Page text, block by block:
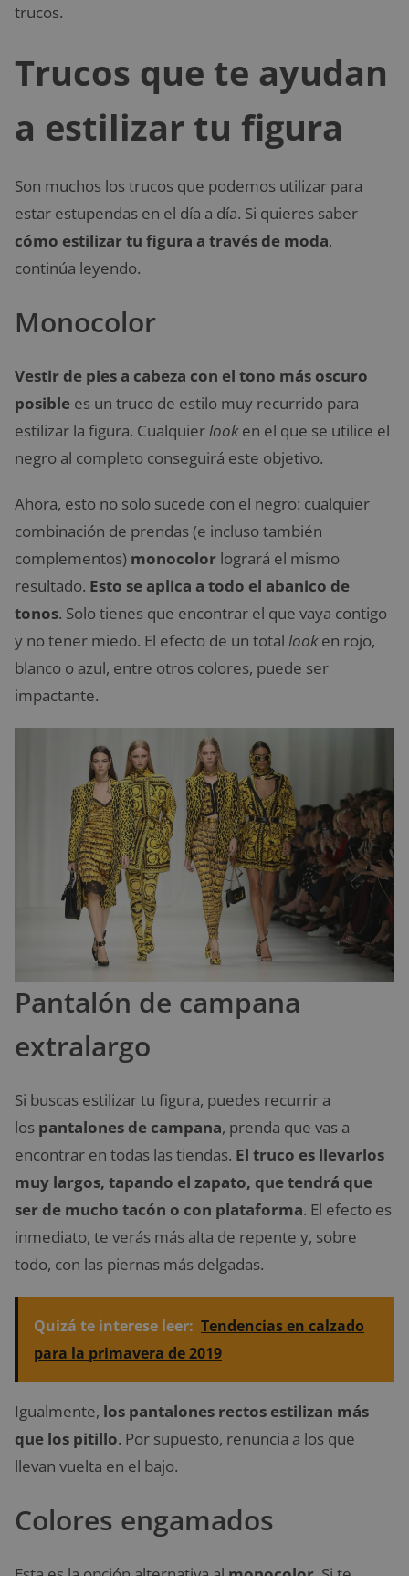
trucos.
Trucos que te ayudan
a estilizar tu figura
Son muchos los trucos que podemos utilizar para
estar estupendas en el día a día. Si quieres saber
cómo estilizar tu figura a través de moda,
continúa leyendo.
Monocolor
Vestir de pies a cabeza con el tono más oscuro
posible es un truco de estilo muy recurrido para
estilizar la figura. Cualquierlooken el que se utilice el
negro al completo conseguirá este objetivo.
Ahora, esto no solo sucede con el negro: cualquier
combinación de prendas (e incluso también
complementos) monocolor logrará el mismo
resultado. Esto se aplica a todo el abanico de
tonos. Solo tienes que encontrar el que vaya contigo
y no tener miedo. El efecto de un total looken rojo,
blanco o azul, entre otros colores, puede ser
impactante.
Pantalón de campana
extralargo
Si buscas estilizar tu figura, puedes recurrir a
los pantalones de campana, prenda que vas a
encontrar en todas las tiendas. El truco es llevarlos
muy largos, tapando el zapato, que tendrá que
ser de mucho tacón o con plataforma. El efecto es
inmediato, te verás más alta de repente y, sobre
todo, con las piernas más delgadas.
Quizá te interese leer: Tendencias en calzado
para la primavera de 2019
Igualmente, los pantalones rectos estilizan más
que los pitillo. Por supuesto, renuncia a los que
llevan vuelta en el bajo.
Colores engamados